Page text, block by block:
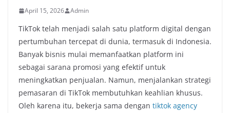
April 15, 2026 Admin
TikTok telah menjadi salah satu platform digital dengan
pertumbuhan tercepat di dunia, termasuk di Indonesia.
Banyak bisnis mulai memanfaatkan platform ini
sebagai sarana promosi yang efektif untuk
meningkatkan penjualan. Namun, menjalankan strategi
pemasaran di TikTok membutuhkan keahlian khusus.
Oleh karena itu, bekerja sama dengan tiktok agency